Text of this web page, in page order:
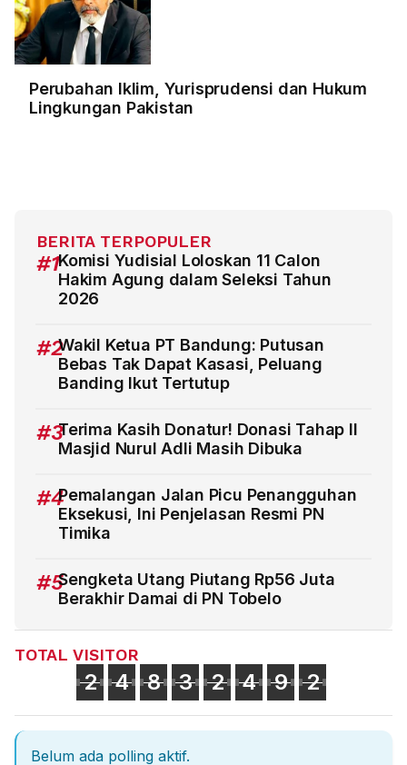
Perubahan Iklim, Yurisprudensi dan Hukum
Lingkungan Pakistan
BERITA TERPOPULER
#1Komisi Yudisial Loloskan 11 Calon
Hakim Agung dalam Seleksi Tahun
2026
#2Wakil Ketua PT Bandung: Putusan
Bebas Tak Dapat Kasasi, Peluang
Banding Ikut Tertutup
#3Terima Kasih Donatur! Donasi Tahap II
Masjid Nurul Adli Masih Dibuka
#4Pemalangan Jalan Picu Penangguhan
Eksekusi, Ini Penjelasan Resmi PN
Timika
#5Sengketa Utang Piutang Rp56 Juta
Berakhir Damai di PN Tobelo
TOTAL VISITOR
2 4 8 3 2 4 9 2
Belum ada polling aktif.